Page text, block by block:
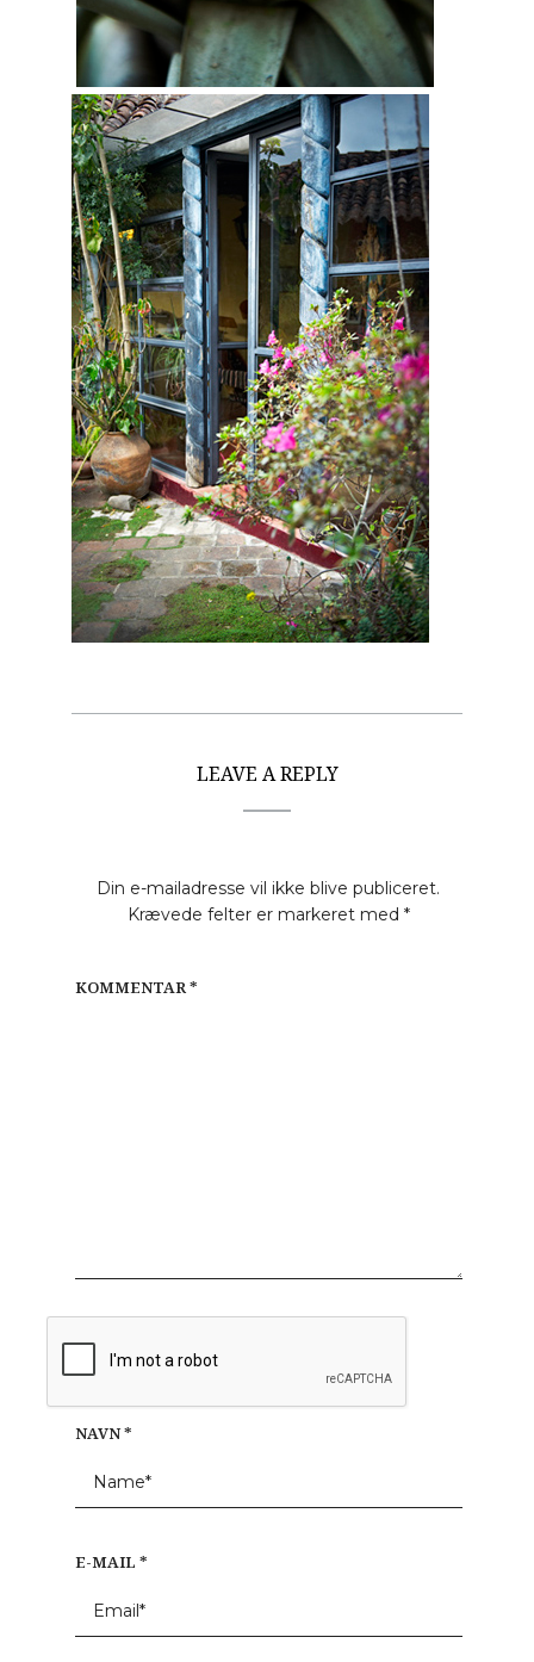
LEAVE A REPLY
Din e-mailadresse vil ikke blive publiceret.
Krævede felter er markeret med *
KOMMENTAR*
NAVN*
E-MAIL *